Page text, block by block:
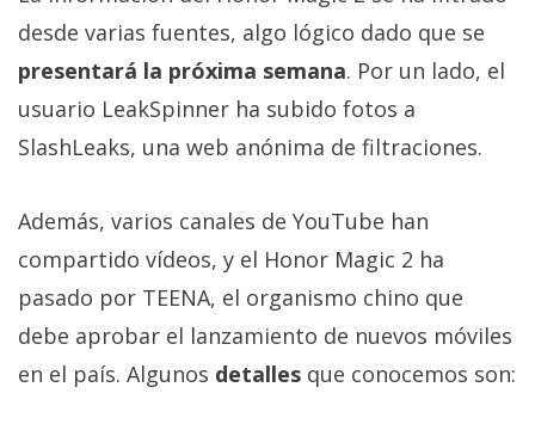
Informático
2026.Algunos
reservados .
desde varias fuentes, algo lógico dado que se
presentará la próxima semana. Por un lado, el
usuario LeakSpinner ha subido fotos a
SlashLeaks, una web anónima de filtraciones.
Además, varios canales de YouTube han
compartido vídeos, y el Honor Magic 2 ha
pasado por TEENA, el organismo chino que
debe aprobar el lanzamiento de nuevos móviles
en el país. Algunos detalles que conocemos son: